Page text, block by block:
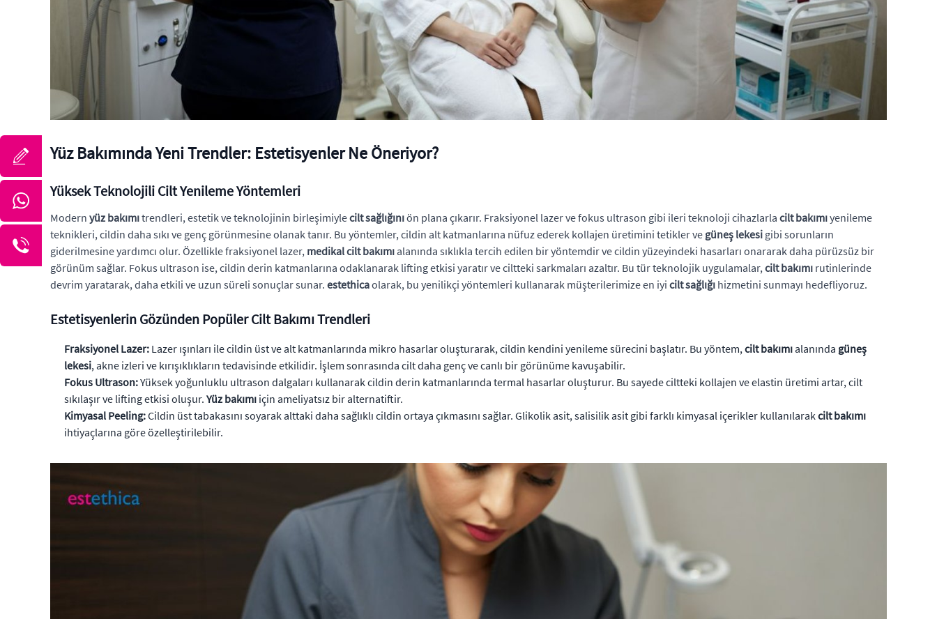
Yüz Bakımında Yeni Trendler: Estetisyenler Ne Öneriyor?
Yüksek Teknolojili Cilt Yenileme Yöntemleri
Modern yüz bakımıtrendleri, estetik ve teknolojinin birleşimiylecilt sağlığınıön plana çıkarır. Fraksiyonel lazer ve fokus ultrason gibi ileri teknoloji cihazlarla cilt bakımıyenileme
teknikleri, cildin daha sıkı ve genç görünmesine olanak tanır. Bu yöntemler, cildin alt katmanlarına nüfuz ederek kollajen üretimini tetikler ve güneş lekesi gibi sorunların
giderilmesine yardımcı olur. Özellikle fraksiyonel lazer, medikal cilt bakımı alanında sıklıkla tercih edilen bir yöntemdir ve cildin yüzeyindeki hasarları onararak daha pürüzsüz bir
görünüm sağlar. Fokus ultrason ise, cildin derin katmanlarına odaklanarak lifting etkisi yaratır ve ciltteki sarkmaları azaltır. Bu tür teknolojik uygulamalar,cilt bakımı rutinlerinde
devrim yaratarak, daha etkili ve uzun süreli sonuçlar sunar. estethicaolarak, bu yenilikçi yöntemleri kullanarak müşterilerimize en iyi cilt sağlığı hizmetini sunmayı hedefliyoruz.
Estetisyenlerin Gözünden Popüler Cilt Bakımı Trendleri
Fraksiyonel Lazer: Lazer ışınları ile cildin üst ve alt katmanlarında mikro hasarlar oluşturarak, cildin kendini yenileme sürecini başlatır. Bu yöntem,cilt bakımıalanında güneş
lekesi, akne izleri ve kırışıklıkların tedavisinde etkilidir. İşlem sonrasında cilt daha genç ve canlı bir görünüme kavuşabilir.
Fokus Ultrason:Yüksek yoğunluklu ultrason dalgaları kullanarak cildin derin katmanlarında termal hasarlar oluşturur. Bu sayede ciltteki kollajen ve elastin üretimi artar, cilt
sıkılaşır ve lifting etkisi oluşur. Yüz bakımı için ameliyatsız bir alternatiftir.
Kimyasal Peeling:Cildin üst tabakasını soyarak alttaki daha sağlıklı cildin ortaya çıkmasını sağlar. Glikolik asit, salisilik asit gibi farklı kimyasal içerikler kullanılarakcilt bakımı
ihtiyaçlarına göre özelleştirilebilir.